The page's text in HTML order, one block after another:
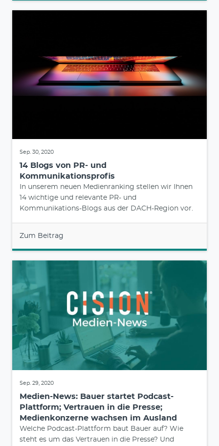
Sep. 30, 2020
14 Blogs von PR- und
Kommunikationsprofis
In unserem neuen Medienranking stellen wir Ihnen
14 wichtige und relevante PR- und
Kommunikations-Blogs aus der DACH-Region vor.
Zum Beitrag
Sep. 29, 2020
Medien-News: Bauer startet Podcast-
Plattform; Vertrauen in die Presse;
Medienkonzerne wachsen im Ausland
Welche Podcast-Plattform baut Bauer auf? Wie
steht es um das Vertrauen in die Presse? Und